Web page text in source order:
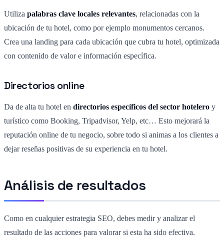
Utiliza palabras clave locales relevantes, relacionadas con la
ubicación de tu hotel, como por ejemplo monumentos cercanos.
Crea una landing para cada ubicación que cubra tu hotel, optimizada
con contenido de valor e información específica.
Directorios online
Da de alta tu hotel en directorios específicos del sector hotelero y
turístico como Booking, Tripadvisor, Yelp, etc… Esto mejorará la
reputación online de tu negocio, sobre todo si animas a los clientes a
dejar reseñas positivas de su experiencia en tu hotel.
Análisis de resultados
Como en cualquier estrategia SEO, debes medir y analizar el
resultado de las acciones para valorar si esta ha sido efectiva.